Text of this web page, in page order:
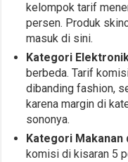
kelompok tarif
persen. Produk
masuk di sini.
Kategori
berbeda. Tarif
dibanding fashion,
karena margin di
sononya.
Kategori Makanan
komisi di kisaran 5